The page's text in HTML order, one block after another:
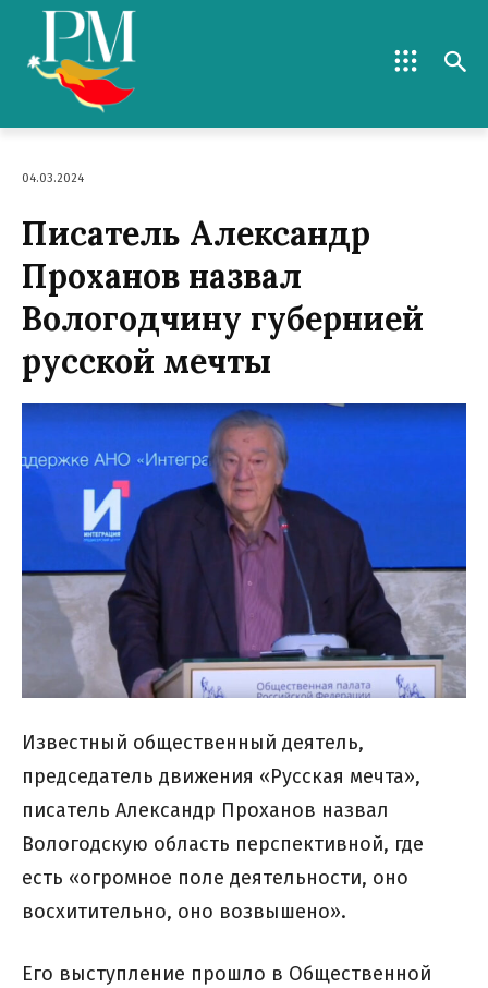
04.03.2024
Писатель Александр
Проханов назвал
Вологодчину губернией
русской мечты
Известный общественный деятель,
председатель движения «Русская мечта»,
писатель Александр Проханов назвал
Вологодскую область перспективной, где
есть «огромное поле деятельности, оно
восхитительно, оно возвышено».
Его выступление прошло в Общественной